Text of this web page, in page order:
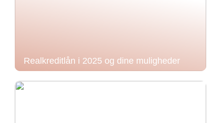
Realkreditlån i 2025 og dine muligheder